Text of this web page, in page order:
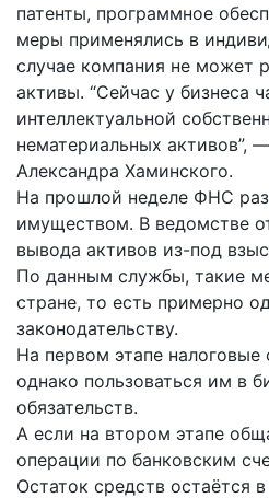
патенты, программное
меры применялись в
случае компания не может
активы. “Сейчас у бизнеса
интеллектуальной
нематериальных активов”,
Александра Хаминского.
На прошлой неделе ФНС
имуществом. В ведомстве
вывода активов из-под
По данным службы, такие
стране, то есть примерно
законодательству.
На первом этапе
однако пользоваться им в
обязательств.
А если на втором этапе
операции по банковским
Остаток средств остаётся